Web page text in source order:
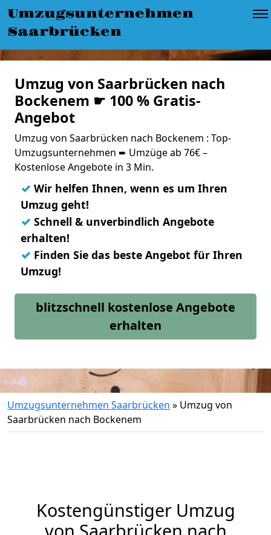
Umzugsunternehmen
Saarbrücken
Umzug von Saarbrücken nach
Bockenem ☛ 100 % Gratis-
Angebot
Umzug von Saarbrücken nach Bockenem : Top-
Umzugsunternehmen ➨ Umzüge ab 76€ –
Kostenlose Angebote in 3 Min.
✓ Wir helfen Ihnen, wenn es um Ihren
Umzug geht!
✓ Schnell & unverbindlich Angebote
erhalten!
✓ Finden Sie das beste Angebot für Ihren
Umzug!
blitzschnell kostenlose Angebote
erhalten
Umzugsunternehmen Saarbrücken » Umzug von
Saarbrücken nach Bockenem
Kostengünstiger Umzug